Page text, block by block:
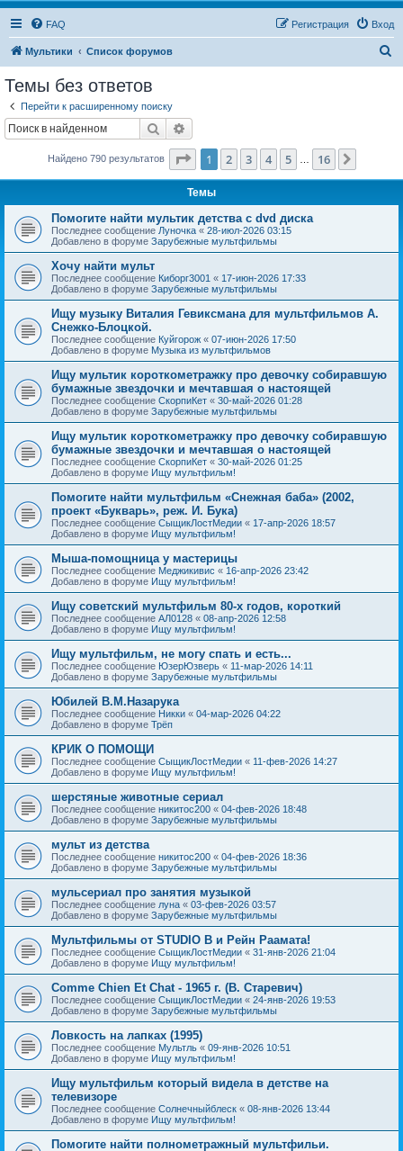
FAQ Вход
Регистрация
Мультики Список форумов
Темы без ответов
Перейти к расширенному поиску
Поиск
Найдено 790 результатов Страница из 16
1 2 3 4 5 16
Темы
Помогите найти мультик детства с dvd диска
Последнее сообщение Луночка « 28-июл-2026 03:15
Добавлено в форуме Зарубежные мультфильмы
Хочу найти мульт
Последнее сообщение Киборг3001 « 17-июн-2026 17:33
Добавлено в форуме Зарубежные мультфильмы
Ищу музыку Виталия Гевиксмана для мультфильмов А.
Снежко-Блоцкой.
Последнее сообщение Куйгорож « 07-июн-2026 17:50
Добавлено в форуме Музыка из мультфильмов
Ищу мультик короткометражку про девочку собиравшую
бумажные звездочки и мечтавшая о настоящей
Последнее сообщение СкорпиКет « 30-май-2026 01:28
Добавлено в форуме Зарубежные мультфильмы
Ищу мультик короткометражку про девочку собиравшую
бумажные звездочки и мечтавшая о настоящей
Последнее сообщение СкорпиКет « 30-май-2026 01:25
Добавлено в форуме Ищу мультфильм!
Помогите найти мультфильм «Снежная баба» (2002,
проект «Букварь», реж. И. Бука)
Последнее сообщение СыщикЛостМедии « 17-апр-2026 18:57
Добавлено в форуме Ищу мультфильм!
Мыша-помощница у мастерицы
Последнее сообщение Меджикивис « 16-апр-2026 23:42
Добавлено в форуме Ищу мультфильм!
Ищу советский мультфильм 80-х годов, короткий
Последнее сообщение АЛ0128 « 08-апр-2026 12:58
Добавлено в форуме Ищу мультфильм!
Ищу мультфильм, не могу спать и есть...
Последнее сообщение ЮзерЮзверь « 11-мар-2026 14:11
Добавлено в форуме Зарубежные мультфильмы
Юбилей В.М.Назарука
Последнее сообщение Никки « 04-мар-2026 04:22
Добавлено в форуме Трёп
КРИК О ПОМОЩИ
Последнее сообщение СыщикЛостМедии « 11-фев-2026 14:27
Добавлено в форуме Ищу мультфильм!
шерстяные животные сериал
Последнее сообщение никитос200 « 04-фев-2026 18:48
Добавлено в форуме Зарубежные мультфильмы
мульт из детства
Последнее сообщение никитос200 « 04-фев-2026 18:36
Добавлено в форуме Зарубежные мультфильмы
мульсериал про занятия музыкой
Последнее сообщение луна « 03-фев-2026 03:57
Добавлено в форуме Зарубежные мультфильмы
Мультфильмы от STUDIO B и Рейн Раамата!
Последнее сообщение СыщикЛостМедии « 31-янв-2026 21:04
Добавлено в форуме Ищу мультфильм!
Comme Chien Et Chat - 1965 г. (В. Старевич)
Последнее сообщение СыщикЛостМедии « 24-янв-2026 19:53
Добавлено в форуме Зарубежные мультфильмы
Ловкость на лапках (1995)
Последнее сообщение Мультль « 09-янв-2026 10:51
Добавлено в форуме Ищу мультфильм!
Ищу мультфильм который видела в детстве на
телевизоре
Последнее сообщение Солнечныйблеск « 08-янв-2026 13:44
Добавлено в форуме Ищу мультфильм!
Помогите найти полнометражный мультфильи.